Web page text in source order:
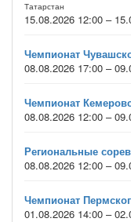
Татарстан
15.08.2026 12:00 –
Чемпионат
08.08.2026 17:00 –
Чемпионат
08.08.2026 12:00 –
Региональные
08.08.2026 12:00 –
Чемпионат
01.08.2026 14:00 –